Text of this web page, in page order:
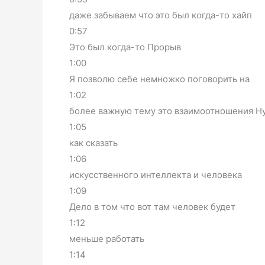
даже забываем что это был когда-то хайп
0:57
Это был когда-то Прорыв
1:00
Я позволю себе немножко поговорить на
1:02
более важную тему это взаимоотношения
1:05
как сказать
1:06
искусственного интеллекта и человека
1:09
Дело в том что вот там человек будет
1:12
меньше работать
1:14